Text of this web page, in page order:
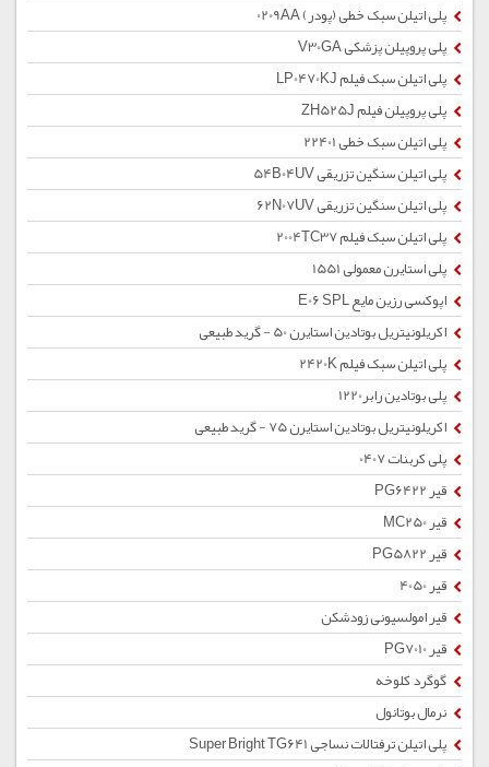
پلی اتیلن سبک خطی (پودر) 0209AA
پلی پروپیلن پزشکی V30GA
پلی اتیلن سبک فیلم LP0470KJ
پلی پروپیلن فیلم ZH525J
پلی اتیلن سبک خطی 22401
پلی اتیلن سنگین تزریقی 54B04UV
پلی اتیلن سنگین تزریقی 62N07UV
پلی اتیلن سبک فیلم 2004TC37
پلی استایرن معمولی 1551
اپوکسی رزین مایع E06 SPL
اکریلونیتریل بوتادین استایرن 50 - گرید طبیعی
پلی اتیلن سبک فیلم 2420K
پلی بوتادین رابر1220
اکریلونیتریل بوتادین استایرن 75 - گرید طبیعی
پلی کربنات 0407
قیر PG6422
قیر MC250
قیر PG5822
قیر 4050
قیر امولسیونی زودشکن
قیر PG7010
گوگرد کلوخه
نرمال بوتانول
پلی اتیلن ترفتالات نساجی Super Bright TG641